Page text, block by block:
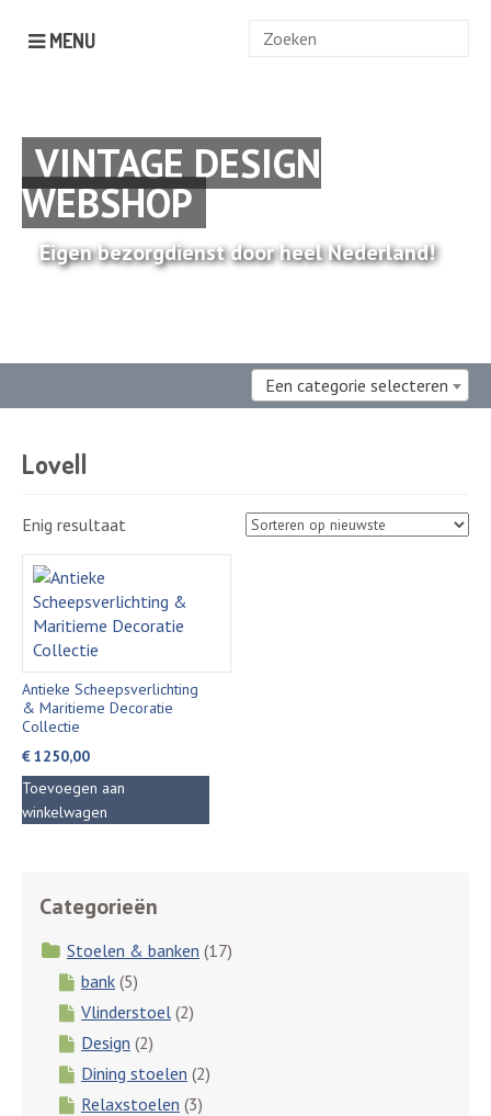
MENU
Zoek
VINTAGE DESIGN
WEBSHOP
Eigen bezorgdienst door heel Nederland!
Een categorie selecteren
Lovell
Enig resultaat
Antieke Scheepsverlichting
& Maritieme Decoratie
Collectie
€1250,00
Toevoegen aan
winkelwagen
Categorieën
Stoelen & banken (17)
bank (5)
Vlinderstoel (2)
Design (2)
Dining stoelen (2)
Relaxstoelen (3)